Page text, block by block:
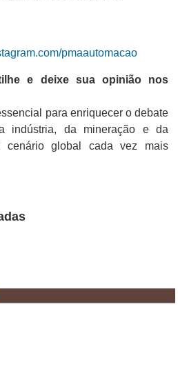
pmaautomacao
e deixe sua opinião nos
para enriquecer o debate
indústria, da mineração e da
cenário global cada vez mais